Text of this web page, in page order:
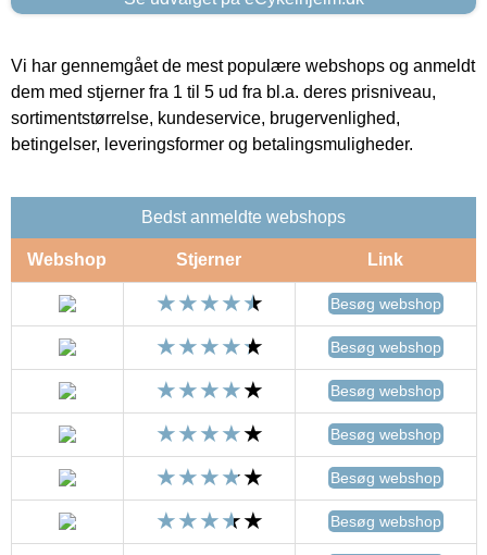
Vi har gennemgået de mest populære webshops og anmeldt
dem med stjerner fra 1 til 5 ud fra bl.a. deres prisniveau,
sortimentstørrelse, kundeservice, brugervenlighed,
betingelser, leveringsformer og betalingsmuligheder.
Bedst anmeldte webshops
Webshop Stjerner Link
Besøg webshop
Besøg webshop
Besøg webshop
Besøg webshop
Besøg webshop
Besøg webshop